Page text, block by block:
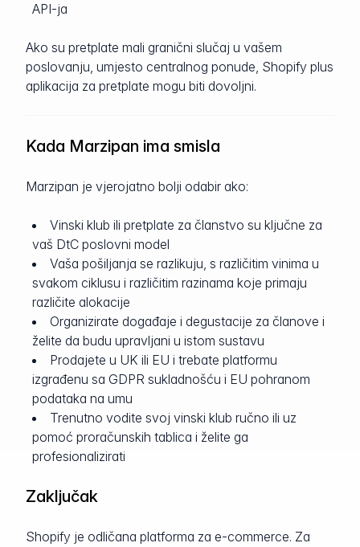
API-ja
Ako su pretplate mali granični slučaj u vašem
poslovanju, umjesto centralnog ponude, Shopify plus
aplikacija za pretplate mogu biti dovoljni.
Kada Marzipan ima smisla
Marzipan je vjerojatno bolji odabir ako:
Vinski klub ili pretplate za članstvo su ključne za
vaš DtC poslovni model
Vaša pošiljanja se razlikuju, s različitim vinima u
svakom ciklusu i različitim razinama koje primaju
različite alokacije
Organizirate događaje i degustacije za članove i
želite da budu upravljani u istom sustavu
Prodajete u UK ili EU i trebate platformu
izgrađenu sa GDPR sukladnošću i EU pohranom
podataka na umu
Trenutno vodite svoj vinski klub ručno ili uz
pomoć proračunskih tablica i želite ga
profesionalizirati
Zaključak
Shopify je odličana platforma za e-commerce. Za